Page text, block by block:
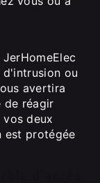
ou
avertira
de réagir
deux
est protégée